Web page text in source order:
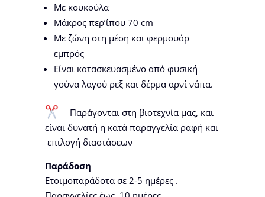
Με κουκούλα
Μάκρος περ’ίπου 70 cm
Με ζώνη στη μέση και φερμουάρ
εμπρός
Είναι κατασκευασμένο από φυσική
γούνα λαγού ρεξ και δέρμα αρνί νάπα.
Παράγονται στη βιοτεχνία μας, και
είναι δυνατή η κατά παραγγελία ραφή και
επιλογή διαστάσεων
Παράδοση
Ετοιμοπαράδοτα σε 2-5 ημέρες .